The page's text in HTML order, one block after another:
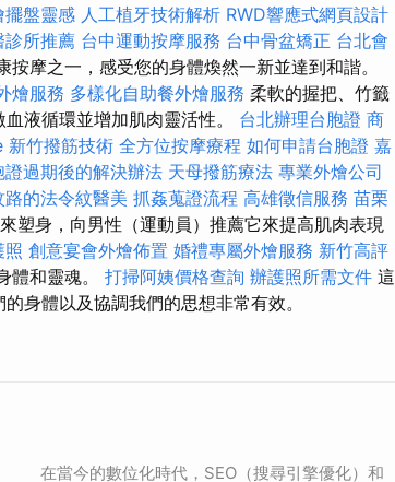
擺盤靈感 人工植牙技術解析 RWD響應式網頁設計
診所推薦 台中運動按摩服務 台中骨盆矯正 台北會
摩之一，感受您的身體煥然一新並達到和諧。
燴服務 多樣化自助餐外燴服務 柔軟的握把、竹籤
液循環並增加肌肉靈活性。 台北辦理台胞證 商
新竹撥筋技術 全方位按摩療程 如何申請台胞證 嘉
證過期後的解決辦法 天母撥筋療法 專業外燴公司
的法令紋醫美 抓姦蒐證流程 高雄徵信服務 苗栗
塑身，向男性（運動員）推薦它來提高肌肉表現
照 創意宴會外燴佈置 婚禮專屬外燴服務 新竹高評
體和靈魂。 打掃阿姨價格查詢 辦護照所需文件 這
身體以及協調我們的思想非常有效。
在當今的數位化時代，SEO（搜尋引擎優化）和